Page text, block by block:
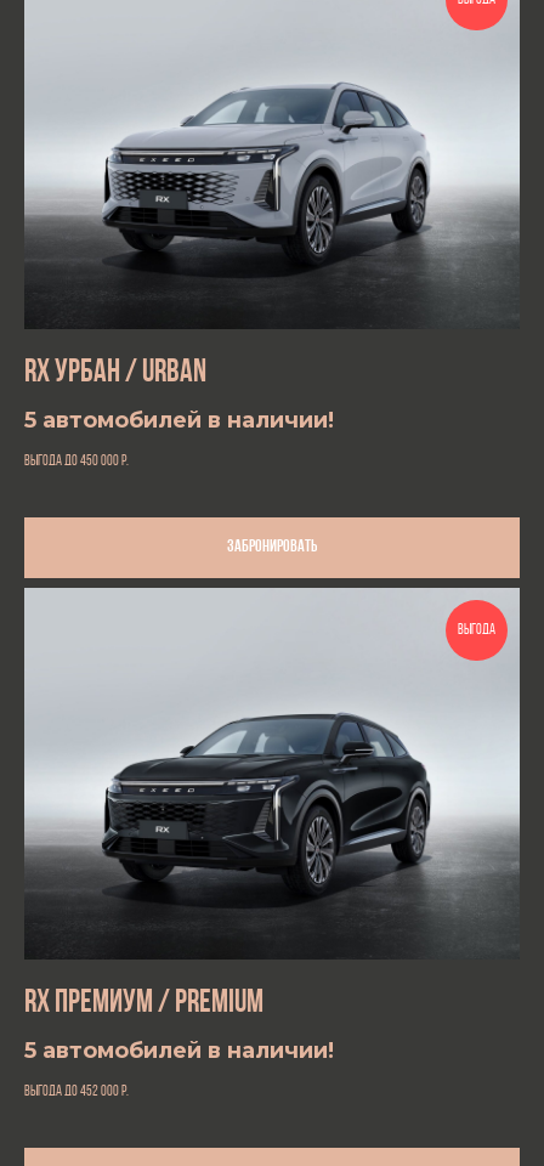
RX УРБАН / URBAN
5 автомобилей в наличии!
выгода до 450 000 р.
Забронировать
ВЫГОДА
RX ПРЕМИУМ / PREMIUM
5 автомобилей в наличии!
выгода до 452 000 р.